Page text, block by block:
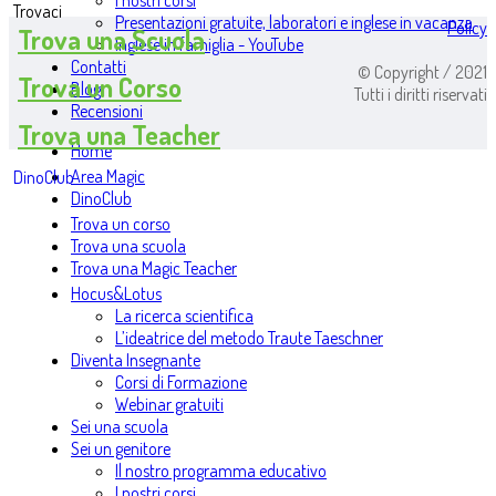
Presentazioni gratuite, laboratori e inglese in vacanza
Inglese in famiglia - YouTube
Contatti
Blog
Recensioni
Home
Area Magic
DinoClub
Trova un corso
Trova una scuola
Trova una Magic Teacher
Hocus&Lotus
La ricerca scientifica
L’ideatrice del metodo Traute Taeschner
Diventa Insegnante
Corsi di Formazione
Webinar gratuiti
Sei una scuola
Sei un genitore
Il nostro programma educativo
Trovaci
Trova una Scuola
Trova un Corso
Trova una Teacher
DinoClub
Policy
© Copyright / 2021
Tutti i diritti riservati